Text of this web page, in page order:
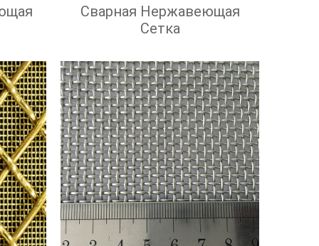
Сварная Нержавеющая
Сетка